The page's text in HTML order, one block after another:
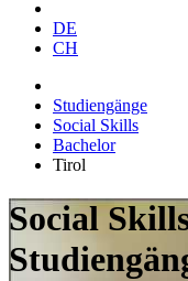
DE
CH
Studiengänge
Social Skills
Bachelor
Tirol
Social